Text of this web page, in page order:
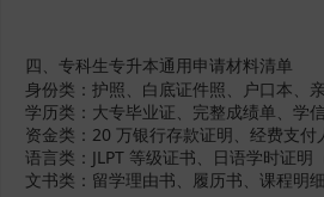
四、专科生专升本通用申请材料清单
身份类：护照、白底证件照、户口本、
学历类：大专毕业证、完整成绩单、学
资金类：20 万银行存款证明、经费支付
语言类：JLPT 等级证书、日语学时证
文书类：留学理由书、履历书、课程明